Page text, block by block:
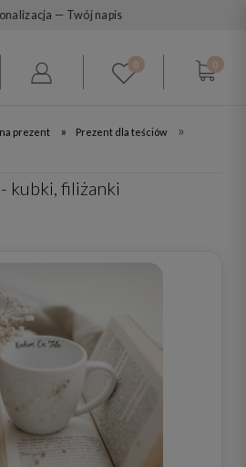
0 0
prezent » Prezent dla teściów »
kubki, filiżanki